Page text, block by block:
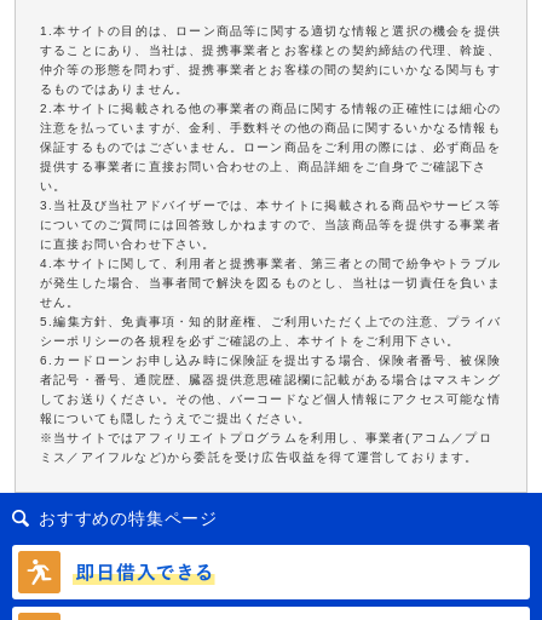
1.本サイトの目的は、ローン商品等に関する適切な情報と選択の機会を提供
することにあり、当社は、提携事業者とお客様との契約締結の代理、斡旋、
仲介等の形態を問わず、提携事業者とお客様の間の契約にいかなる関与もす
るものではありません。
2.本サイトに掲載される他の事業者の商品に関する情報の正確性には細心の
注意を払っていますが、金利、手数料その他の商品に関するいかなる情報も
保証するものではございません。ローン商品をご利用の際には、必ず商品を
提供する事業者に直接お問い合わせの上、商品詳細をご自身でご確認下さ
い。
3.当社及び当社アドバイザーでは、本サイトに掲載される商品やサービス等
についてのご質問には回答致しかねますので、当該商品等を提供する事業者
に直接お問い合わせ下さい。
4.本サイトに関して、利用者と提携事業者、第三者との間で紛争やトラブル
が発生した場合、当事者間で解決を図るものとし、当社は一切責任を負いま
せん。
5.編集方針、免責事項・知的財産権、ご利用いただく上での注意、プライバ
シーポリシーの各規程を必ずご確認の上、本サイトをご利用下さい。
6.カードローンお申し込み時に保険証を提出する場合、保険者番号、被保険
者記号・番号、通院歴、臓器提供意思確認欄に記載がある場合はマスキング
してお送りください。その他、バーコードなど個人情報にアクセス可能な情
報についても隠したうえでご提出ください。
※当サイトではアフィリエイトプログラムを利用し、事業者(アコム／プロ
ミス／アイフルなど)から委託を受け広告収益を得て運営しております。
おすすめの特集ページ